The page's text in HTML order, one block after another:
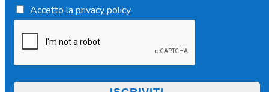
Accetto la privacy policy